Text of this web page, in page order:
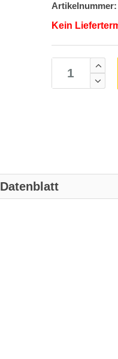
Artikelnummer:
Kein
Datenblatt